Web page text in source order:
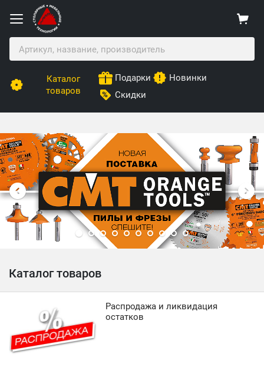
Каталог
товаров
Подарки
Новинки
Скидки
Столярные Мебельные Технологии
Каталог товаров
Распродажа и ликвидация
остатков